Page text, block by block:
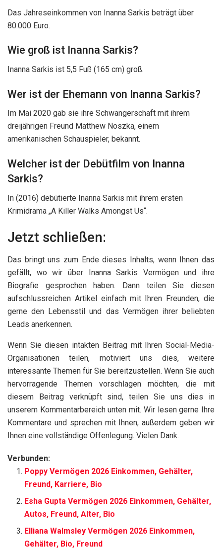
Das Jahreseinkommen von Inanna Sarkis beträgt über
80.000 Euro.
Wie groß ist Inanna Sarkis?
Inanna Sarkis ist 5,5 Fuß (165 cm) groß.
Wer ist der Ehemann von Inanna Sarkis?
Im Mai 2020 gab sie ihre Schwangerschaft mit ihrem
dreijährigen Freund Matthew Noszka, einem
amerikanischen Schauspieler, bekannt.
Welcher ist der Debütfilm von Inanna
Sarkis?
In (2016) debütierte Inanna Sarkis mit ihrem ersten
Krimidrama „A Killer Walks Amongst Us“.
Jetzt schließen:
Das bringt uns zum Ende dieses Inhalts, wenn Ihnen das
gefällt, wo wir über Inanna Sarkis Vermögen und ihre
Biografie gesprochen haben. Dann teilen Sie diesen
aufschlussreichen Artikel einfach mit Ihren Freunden, die
gerne den Lebensstil und das Vermögen ihrer beliebten
Leads anerkennen.
Wenn Sie diesen intakten Beitrag mit Ihren Social-Media-
Organisationen teilen, motiviert uns dies, weitere
interessante Themen für Sie bereitzustellen. Wenn Sie auch
hervorragende Themen vorschlagen möchten, die mit
diesem Beitrag verknüpft sind, teilen Sie uns dies in
unserem Kommentarbereich unten mit. Wir lesen gerne Ihre
Kommentare und sprechen mit Ihnen, außerdem geben wir
Ihnen eine vollständige Offenlegung. Vielen Dank.
Verbunden:
Poppy Vermögen 2026 Einkommen, Gehälter,
Freund, Karriere, Bio
Esha Gupta Vermögen 2026 Einkommen, Gehälter,
Autos, Freund, Alter, Bio
Elliana Walmsley Vermögen 2026 Einkommen,
Gehälter, Bio, Freund